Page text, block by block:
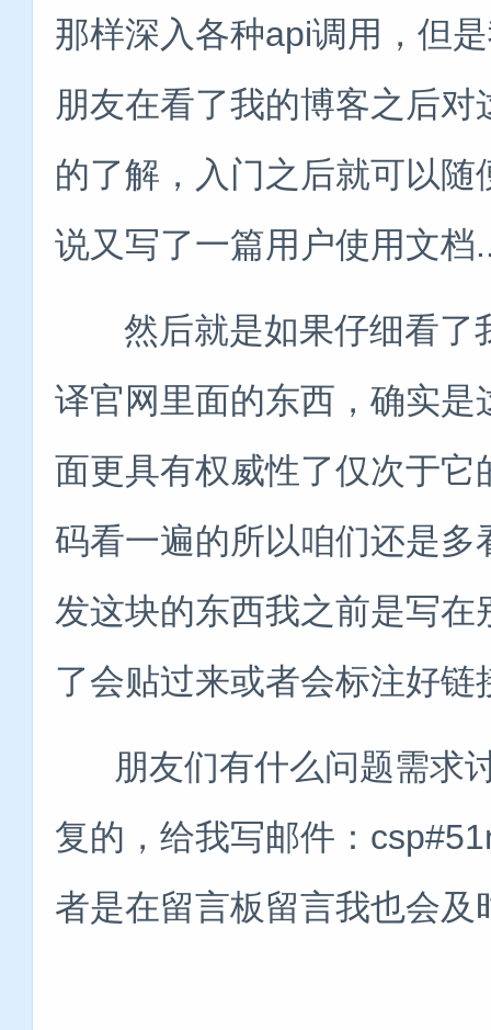
那样深入各种api调用，但
朋友在看了我的博客之后
的了解，入门之后就可以
说又写了一篇用户使用文档
然后就是如果仔细看了
译官网里面的东西，确实
面更具有权威性了仅次于
码看一遍的所以咱们还是
发这块的东西我之前是写
了会贴过来或者会标注好
朋友们有什么问题需求
复的，给我写邮件：
者是在留言板留言我也会及